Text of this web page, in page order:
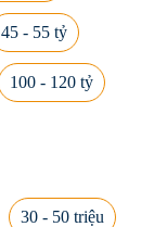
45 - 55 tỷ
100 - 120 tỷ
30 - 50 triệu